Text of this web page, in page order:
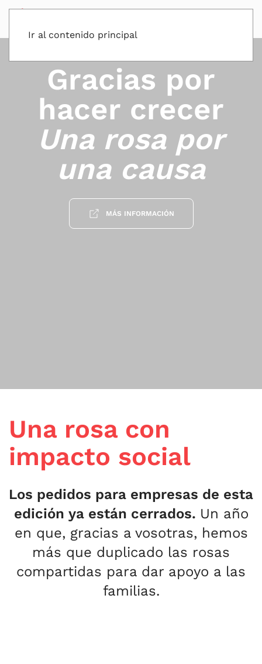
Ir al contenido principal
Gracias por
hacer crecer
Una rosa por
una causa
MÁS INFORMACIÓN
Una rosa con
impacto social
Los pedidos para empresas de esta
edición ya están cerrados. Un año
en que, gracias a vosotras, hemos
más que duplicado las rosas
compartidas para dar apoyo a las
familias.